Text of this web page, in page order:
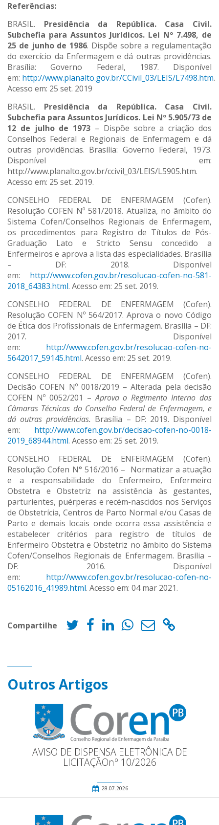
Referências:
BRASIL. Presidência da República. Casa Civil.
Subchefia para Assuntos Jurídicos. Lei Nº 7.498, de
25 de junho de 1986. Dispõe sobre a regulamentação
do exercício da Enfermagem e dá outras providências.
Brasília: Governo Federal, 1987. Disponível
em: http://www.planalto.gov.br/CCivil_03/LEIS/L7498.htm.
Acesso em: 25 set. 2019
BRASIL. Presidência da República. Casa Civil.
Subchefia para Assuntos Jurídicos. Lei Nº 5.905/73 de
12 de julho de 1973 – Dispõe sobre a criação dos
Conselhos Federal e Regionais de Enfermagem e dá
outras providências. Brasília: Governo Federal, 1973.
Disponível em:
http://www.planalto.gov.br/ccivil_03/LEIS/L5905.htm.
Acesso em: 25 set. 2019.
CONSELHO FEDERAL DE ENFERMAGEM (Cofen).
Resolução COFEN Nº 581/2018. Atualiza, no âmbito do
Sistema Cofen/Conselhos Regionais de Enfermagem,
os procedimentos para Registro de Títulos de Pós-
Graduação Lato e Stricto Sensu concedido a
Enfermeiros e aprova a lista das especialidades. Brasília
– DF: 2018. Disponível
em: http://www.cofen.gov.br/resolucao-cofen-no-581-
2018_64383.html. Acesso em: 25 set. 2019.
CONSELHO FEDERAL DE ENFERMAGEM (Cofen).
Resolução COFEN Nº 564/2017. Aprova o novo Código
de Ética dos Profissionais de Enfermagem. Brasília – DF:
2017. Disponível
em: http://www.cofen.gov.br/resolucao-cofen-no-
5642017_59145.html. Acesso em: 25 set. 2019.
CONSELHO FEDERAL DE ENFERMAGEM (Cofen).
Decisão COFEN Nº 0018/2019 – Alterada pela decisão
COFEN Nº 0052/201 –Aprova o Regimento Interno das
Câmaras Técnicas do Conselho Federal de Enfermagem, e
dá outras providências. Brasília – DF: 2019. Disponível
em: http://www.cofen.gov.br/decisao-cofen-no-0018-
2019_68944.html. Acesso em: 25 set. 2019.
CONSELHO FEDERAL DE ENFERMAGEM (Cofen).
Resolução Cofen N° 516/2016 – Normatizar a atuação
e a responsabilidade do Enfermeiro, Enfermeiro
Obstetra e Obstetriz na assistência às gestantes,
parturientes, puérperas e recém-nascidos nos Serviços
de Obstetrícia, Centros de Parto Normal e/ou Casas de
Parto e demais locais onde ocorra essa assistência e
estabelecer critérios para registro de títulos de
Enfermeiro Obstetra e Obstetriz no âmbito do Sistema
Cofen/Conselhos Regionais de Enfermagem. Brasília –
DF: 2016. Disponível
em: http://www.cofen.gov.br/resolucao-cofen-no-
05162016_41989.html. Acesso em: 04 mar 2021.
Compartilhe
Outros Artigos
AVISO DE DISPENSA ELETRÔNICA DE
LICITAÇÃOnº 10/2026
28.07.2026